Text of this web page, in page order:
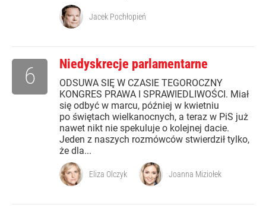
Jacek Pochłopień
Niedyskrecje parlamentarne
ODSUWA SIĘ W CZASIE TEGOROCZNY
KONGRES PRAWA I SPRAWIEDLIWOŚCI. Miał
się odbyć w marcu, później w kwietniu
po świętach wielkanocnych, a teraz w PiS już
nawet nikt nie spekuluje o kolejnej dacie.
Jeden z naszych rozmówców stwierdził tylko,
że dla...
6
Eliza Olczyk Joanna Miziołek